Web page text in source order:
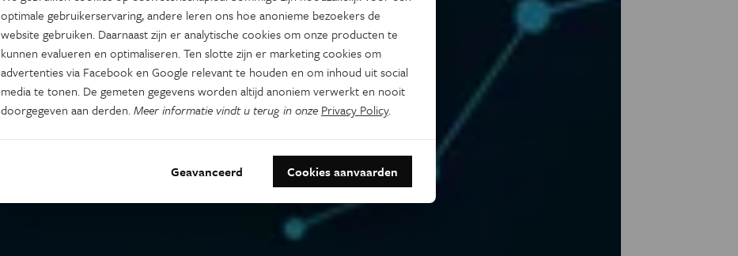
optimale gebruikerservaring, andere leren ons hoe anonieme bezoekers de
website gebruiken. Daarnaast zijn er analytische cookies om onze producten te
kunnen evalueren en optimaliseren. Ten slotte zijn er marketing cookies om
advertenties via Facebook en Google relevant te houden en om inhoud uit social
media te tonen. De gemeten gegevens worden altijd anoniem verwerkt en nooit
doorgegeven aan derden.Meer informatie vindt u terug in onze Privacy Policy.
Geavanceerd Cookies aanvaarden